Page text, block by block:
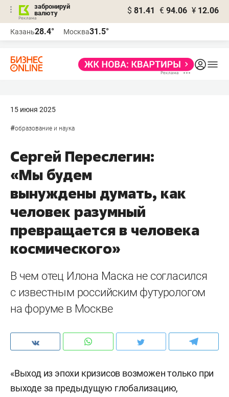
забронируй
валюту
$ 81.41 € 94.06 ¥ 12.06
Казань28.4° Москва31.5°
15 июня 2025
#образование и наука
Сергей Переслегин:
«Мы будем
вынуждены думать, как
человек разумный
превращается в человека
космического»
В чем отец Илона Маска не согласился
с известным российским футурологом
на форуме в Москве
«Выход из эпохи кризисов возможен только при
выходе за предыдущую глобализацию,